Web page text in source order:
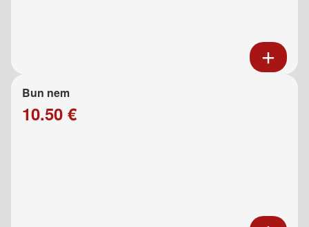
Bun nem
10.50 €